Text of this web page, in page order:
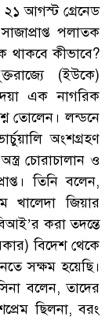
২১ আগস্ট গ্রেনেড
পলাতক
থাকবে কীভাবে?
(ইউকে)
এক নাগরিক
তোলেন। লন্ডনে
অংশগ্রহণ
চোরাচালান ও
তিনি বলেন,
খালেদা জিয়ার
করা তদন্তে
বিদেশ থেকে
সক্ষম হয়েছি।
বলেন, তাদের
ছিলনা, বরং